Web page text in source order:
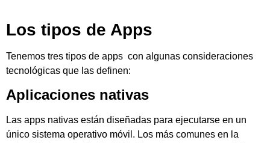
Los tipos de Apps
Tenemos tres tipos de apps con algunas consideraciones
tecnológicas que las definen:
Aplicaciones nativas
Las apps nativas están diseñadas para ejecutarse en un
único sistema operativo móvil. Los más comunes en la